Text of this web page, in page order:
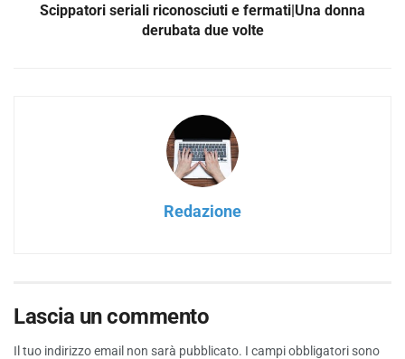
Scippatori seriali riconosciuti e fermati|Una donna
derubata due volte
Redazione
Lascia un commento
Il tuo indirizzo email non sarà pubblicato. I campi obbligatori sono